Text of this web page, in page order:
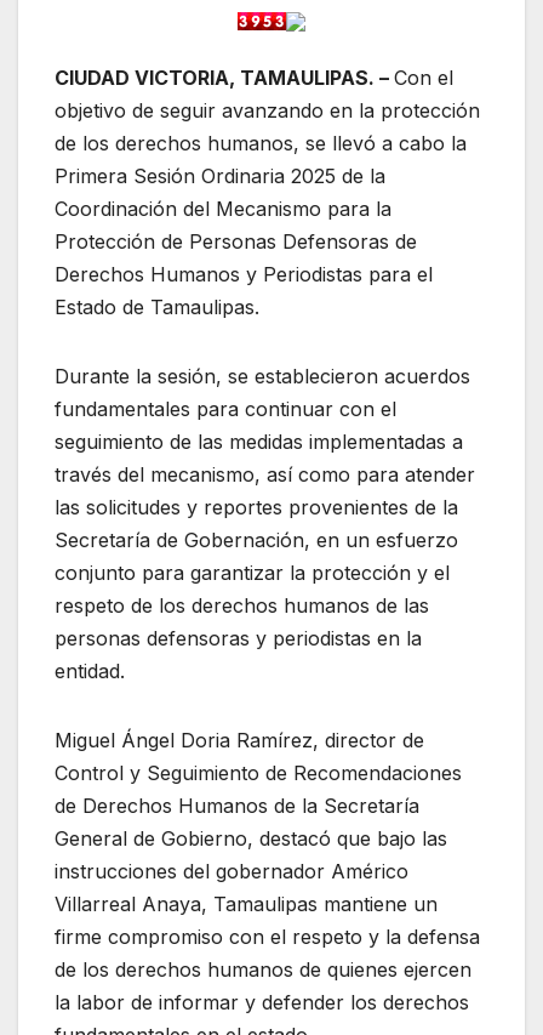
CIUDAD VICTORIA, TAMAULIPAS. – Con el
objetivo de seguir avanzando en la protección
de los derechos humanos, se llevó a cabo la
Primera Sesión Ordinaria 2025 de la
Coordinación del Mecanismo para la
Protección de Personas Defensoras de
Derechos Humanos y Periodistas para el
Estado de Tamaulipas.
Durante la sesión, se establecieron acuerdos
fundamentales para continuar con el
seguimiento de las medidas implementadas a
través del mecanismo, así como para atender
las solicitudes y reportes provenientes de la
Secretaría de Gobernación, en un esfuerzo
conjunto para garantizar la protección y el
respeto de los derechos humanos de las
personas defensoras y periodistas en la
entidad.
Miguel Ángel Doria Ramírez, director de
Control y Seguimiento de Recomendaciones
de Derechos Humanos de la Secretaría
General de Gobierno, destacó que bajo las
instrucciones del gobernador Américo
Villarreal Anaya, Tamaulipas mantiene un
firme compromiso con el respeto y la defensa
de los derechos humanos de quienes ejercen
la labor de informar y defender los derechos